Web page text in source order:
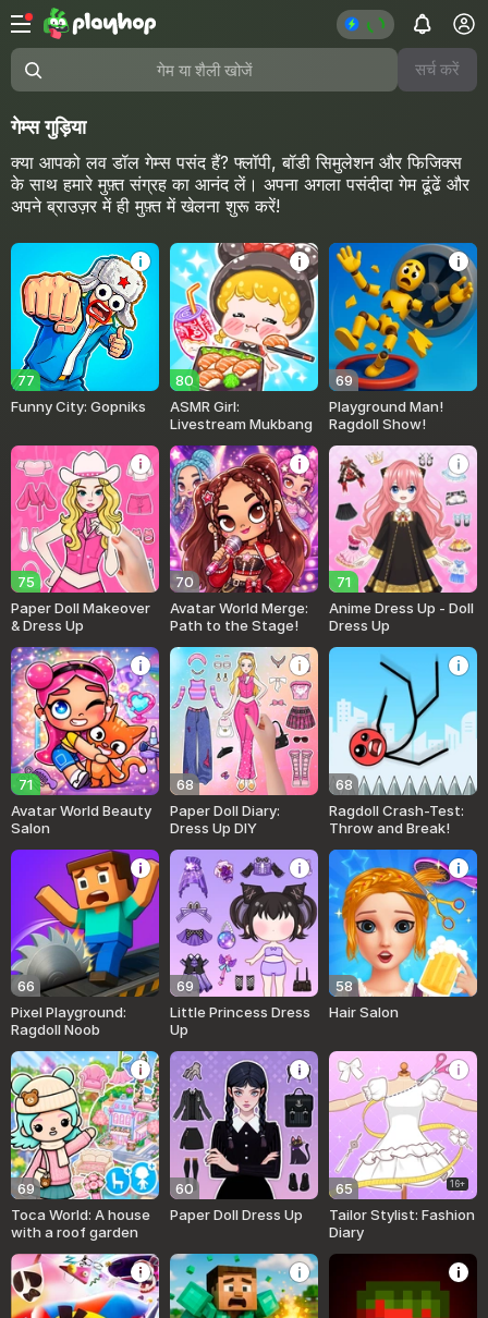
गेम या शैली खोजें सर्च करें
गेम्स गुड़िया
क्या आपको लव डॉल गेम्स पसंद हैं? फ्लॉपी, बॉडी सिमुलेशन और फिजिक्स
के साथ हमारे मुफ़्त संग्रह का आनंद लें। अपना अगला पसंदीदा गेम ढूंढें और
अपने ब्राउज़र में ही मुफ़्त में खेलना शुरू करें!
77
Funny City: Gopniks
80
ASMR Girl:
Livestream Mukbang
69
Playground Man!
Ragdoll Show!
75
Paper Doll Makeover
& Dress Up
70
Avatar World Merge:
Path to the Stage!
71
Anime Dress Up - Doll
Dress Up
71
Avatar World Beauty
Salon
68
Paper Doll Diary:
Dress Up DIY
68
Ragdoll Crash-Test:
Throw and Break!
66
Pixel Playground:
Ragdoll Noob
69
Little Princess Dress
Up
58
Hair Salon
69
Toca World: A house
with a roof garden
60
Paper Doll Dress Up
65 16+
Tailor Stylist: Fashion
Diary